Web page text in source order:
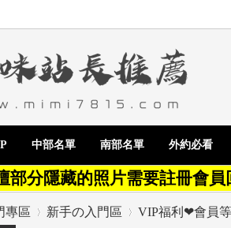
中部名單 南部名單 外約必看
部分隱藏的照片需要註冊會
專區 新手の入門區 VIP福利❤會員